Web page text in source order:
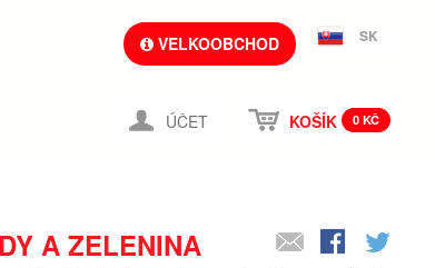
VELKOOBCHOD SK
ÚČET KOŠÍK 0 KČ
A ZELENINA